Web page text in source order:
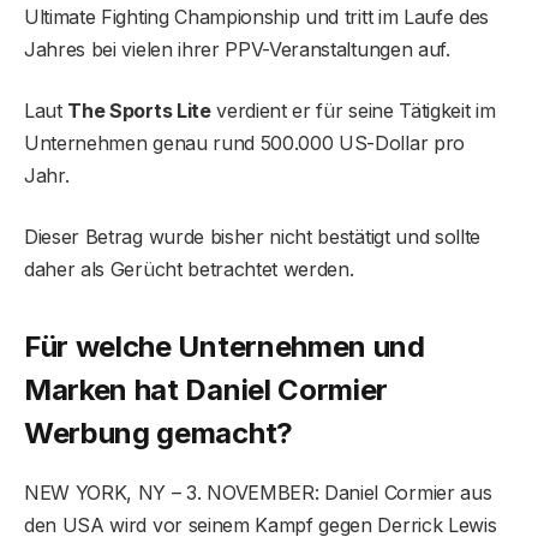
Ultimate Fighting Championship und tritt im Laufe des
Jahres bei vielen ihrer PPV-Veranstaltungen auf.
Laut The Sports Liteverdient er für seine Tätigkeit im
Unternehmen genau rund 500.000 US-Dollar pro
Jahr.
Dieser Betrag wurde bisher nicht bestätigt und sollte
daher als Gerücht betrachtet werden.
Für welche Unternehmen und
Marken hat Daniel Cormier
Werbung gemacht?
NEW YORK, NY – 3. NOVEMBER: Daniel Cormier aus
den USA wird vor seinem Kampf gegen Derrick Lewis